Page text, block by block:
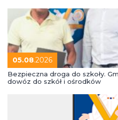
05.08.2026
Bezpieczna droga do szkoły.
dowóz do szkół i ośrodków